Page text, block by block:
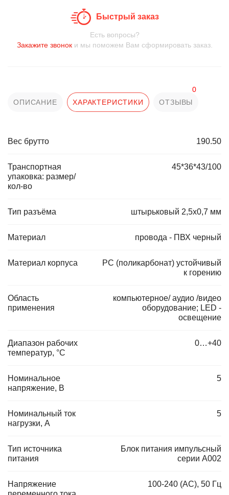
Быстрый заказ
Есть вопросы?
Закажите звоноки мы поможем Вам сформировать заказ.
ОПИСАНИЕ ХАРАКТЕРИСТИКИ ОТЗЫВЫ
0
Вес брутто 190.50
Транспортная
упаковка: размер/
кол-во
45*36*43/100
Тип разъёма штырьковый 2,5х0,7 мм
Материал провода - ПВХ черный
Материал корпуса
PC (поликарбонат) устойчивый
к горению
Область
применения
компьютерное/ аудио /видео
оборудование; LED -
освещение
Диапазон рабочих
температур, °C
0…+40
Номинальное
напряжение, В
5
Номинальный ток
нагрузки, А
5
Тип источника
питания
Блок питания импульсный
серии А002
Напряжение
100-240 (AC), 50 Гц